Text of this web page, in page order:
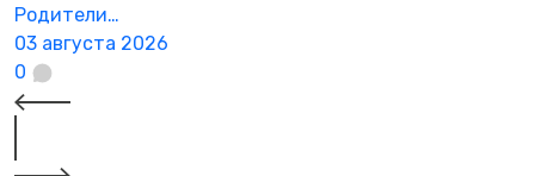
Родители…
03 августа 2026
0